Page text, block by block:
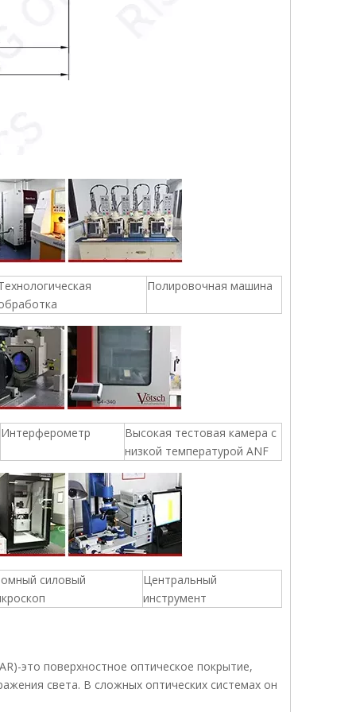
Полировочная машина
Интерферометр
Высокая тестовая камера с
низкой температурой ANF
силовый
Центральный
инструмент
это поверхностное оптическое покрытие,
света. В сложных оптических системах он